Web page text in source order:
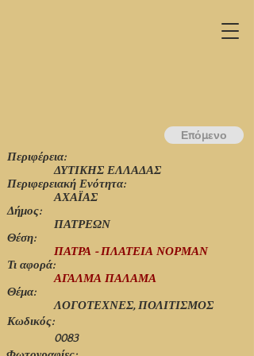
Περιφέρεια:
ΑΧΑΪΑΣ
ΔΥΤΙΚΗΣ ΕΛΛΑΔΑΣ
Περιφερειακή Ενότητα:
ΠΑΤΡΕΩΝ
Δήμος:
Θέση:
ΠΑΤΡΑ - ΠΛΑΤΕΙΑ ΝΟΡΜΑΝ
Τι αφορά:
ΑΓΑΛΜΑ ΠΑΛΑΜΑ
Θέμα:
ΛΟΓΟΤΕΧΝΕΣ, ΠΟΛΙΤΙΣΜΟΣ
Κωδικός:
0083
Επόμενο